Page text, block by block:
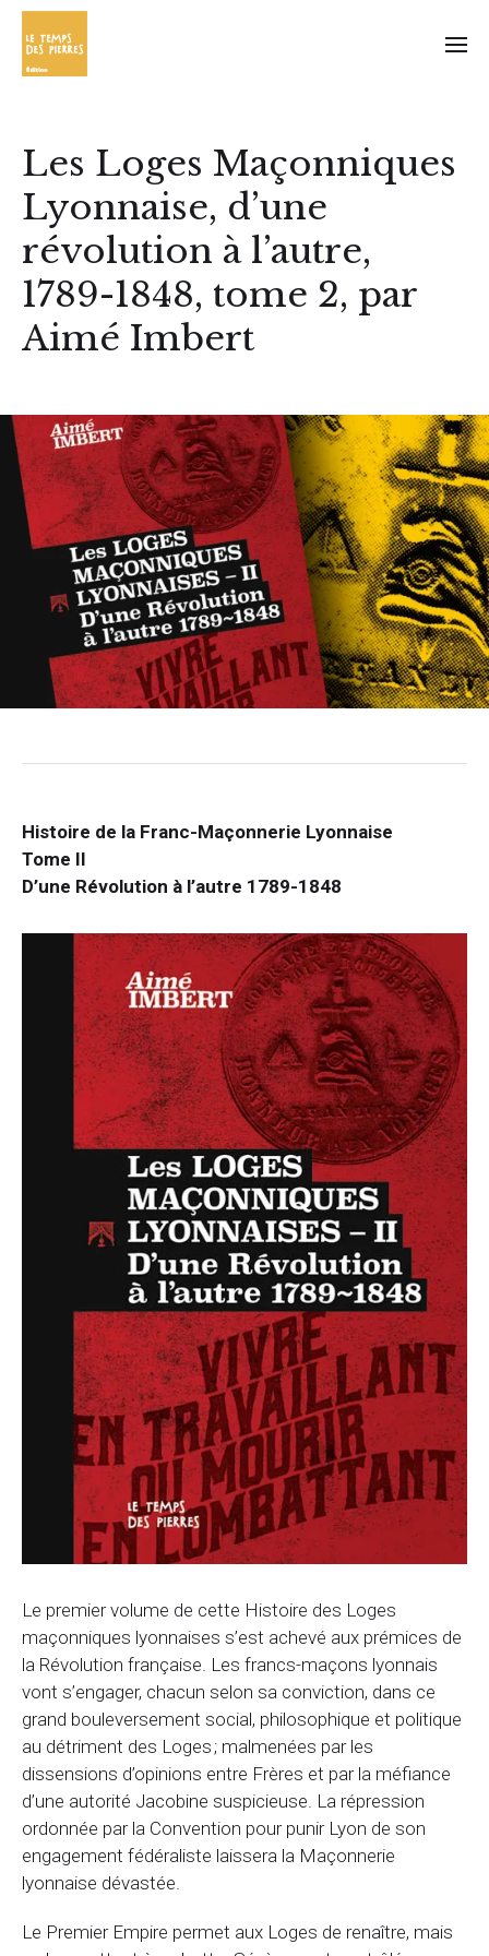
Les Loges Maçonniques
Lyonnaise, d’une
révolution à l’autre,
1789-1848, tome 2, par
Aimé Imbert
Histoire de la Franc-Maçonnerie Lyonnaise
Tome II
D’une Révolution à l’autre 1789-1848
Le premier volume de cette Histoire des Loges
maçonniques lyonnaises s’est achevé aux prémices de
la Révolution française. Les francs-maçons lyonnais
vont s’engager, chacun selon sa conviction, dans ce
grand bouleversement social, philosophique et politique
au détriment des Loges ; malmenées par les
dissensions d’opinions entre Frères et par la méfiance
d’une autorité Jacobine suspicieuse. La répression
ordonnée par la Convention pour punir Lyon de son
engagement fédéraliste laissera la Maçonnerie
lyonnaise dévastée.
Le Premier Empire permet aux Loges de renaître, mais